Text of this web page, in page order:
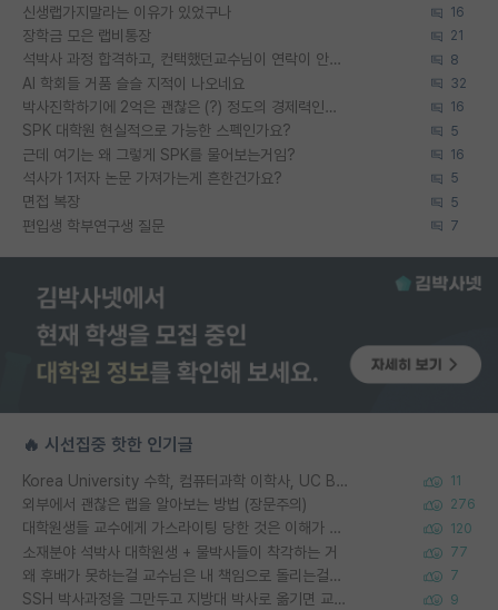
신생랩가지말라는 이유가 있었구나 16
장학금 모은 랩비통장 21
석박사 과정 합격하고, 컨택했던교수님이 연락이 안됩니다... 8
AI 학회들 거품 슬슬 지적이 나오네요 32
박사진학하기에 2억은 괜찮은 (?) 정도의 경제력인가요 16
SPK 대학원 현실적으로 가능한 스펙인가요? 5
근데 여기는 왜 그렇게 SPK를 물어보는거임? 16
석사가 1저자 논문 가져가는게 흔한건가요? 5
면접 복장 5
편입생 학부연구생 질문 7
🔥 시선집중 핫한 인기글
Korea University 수학, 컴퓨터과학 이학사, UC Berkeley 산업공학 대학원 공학박사가 되는 것은 쉽지 않겠죠? 11
외부에서 괜찮은 랩을 알아보는 방법 (장문주의) 276
대학원생들 교수에게 가스라이팅 당한 것은 이해가 갑니다. 안타깝네요. 120
소재분야 석박사 대학원생 + 물박사들이 착각하는 거 77
왜 후배가 못하는걸 교수님은 내 책임으로 돌리는걸까요? 7
SSH 박사과정을 그만두고 지방대 박사로 옮기면 교수의 꿈은 끝일까요? 9